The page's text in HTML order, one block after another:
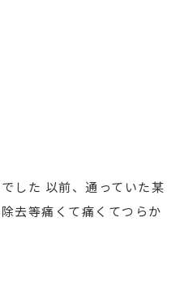
した 以前、通っていた某
去等痛くて痛くてつらか